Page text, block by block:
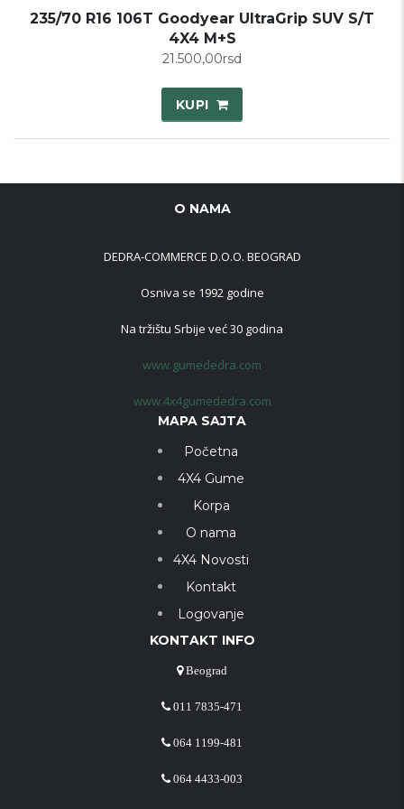
235/70 R16 106T Goodyear UltraGrip SUV S/T
4X4 M+S
21.500,00rsd
KUPI
O NAMA
DEDRA-COMMERCE D.O.O. BEOGRAD
Osniva se 1992 godine
Na tržištu Srbije već 30 godina
www.gumededra.com
www.4x4gumededra.com
MAPA SAJTA
Početna
4X4 Gume
Korpa
O nama
4X4 Novosti
Kontakt
Logovanje
KONTAKT INFO
Beograd
011 7835-471
064 1199-481
064 4433-003